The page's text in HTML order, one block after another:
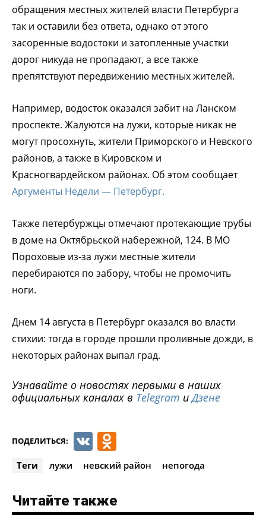
обращения местных жителей власти Петербурга
так и оставили без ответа, однако от этого
засоренные водостоки и затопленные участки
дорог никуда не пропадают, а все также
препятствуют передвижению местных жителей.
Например, водосток оказался забит на Ланском
проспекте. Жалуются на лужи, которые никак не
могут просохнуть, жители Приморского и Невского
районов, а также в Кировском и
Красногвардейском районах. Об этом сообщает
Аргументы Недели — Петербург.
Также петербуржцы отмечают протекающие трубы
в доме на Октябрьской набережной, 124. В МО
Пороховые из-за лужи местные жители
перебираются по забору, чтобы не промочить
ноги.
Днем 14 августа в Петербург оказался во власти
стихии: тогда в городе прошли проливные дoжди, в
некоторых районах выпал град.
Узнавайте о новостях первыми в наших
официальных каналах в Telegram иДзене
ПОДЕЛИТЬСЯ: VK
Теги лужи невский район непогода
Читайте также